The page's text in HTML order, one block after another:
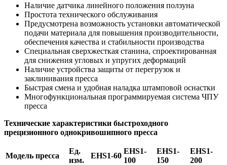
Наличие датчика линейного положения ползуна
Простота технического обслуживания
Предусмотрена возможность установки автоматической
подачи материала для повышения производительности,
обеспечения качества и стабильности производства
Специальная сверхжесткая станина, спроектированная
для снижения угловых и упругих деформаций
Наличие устройства защиты от перегрузок и
заклинивания пресса
Быстрая смена и удобная наладка штамповой оснастки
Многофункциональная программируемая система ЧПУ
пресса
Технические характеристики быстроходного
прецизионного однокривошипного пресса
Модель пресса
Ед.
изм.
EHS1-60
EHS1-
100
EHS1-
150
EHS1-
200